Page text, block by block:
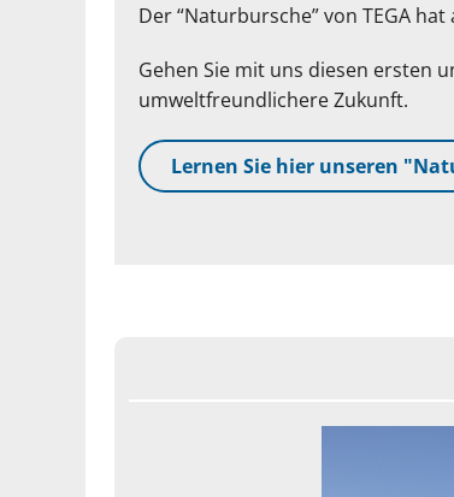
Der “Naturbursche” von TEGA
Gehen Sie mit uns diesen ersten
umweltfreundlichere Zukunft.
Lernen Sie hier unseren